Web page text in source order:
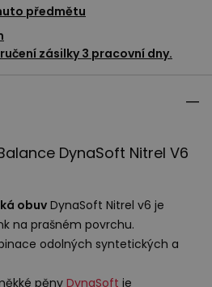
předmětu
zásilky 3 pracovní dny.
DynaSoft Nitrel V6
obuv DynaSoft Nitrel v6 je
na prašném povrchu.
odolných syntetických a
pěny DynaSoft je